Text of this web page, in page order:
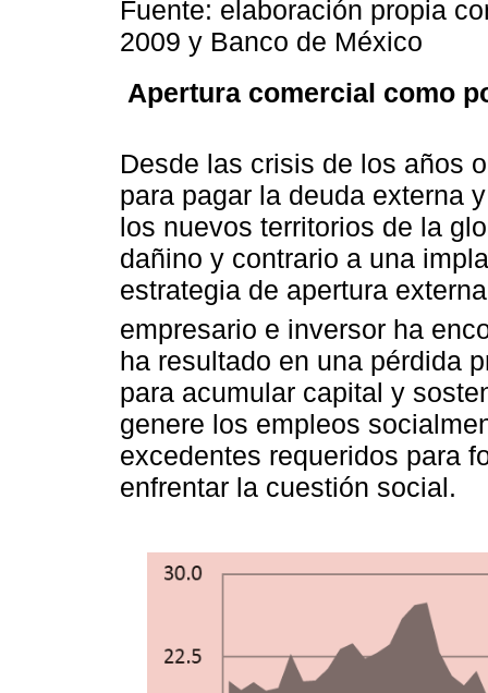
Fuente: elaboración propia
2009 y Banco de México
Apertura comercial como
Desde las crisis de los años
para pagar la deuda externa
los nuevos territorios de la
dañino y contrario a una
estrategia de apertura
empresario e inversor ha
ha resultado en una pérdida
para acumular capital y
genere los empleos
excedentes requeridos para
enfrentar la cuestión social.